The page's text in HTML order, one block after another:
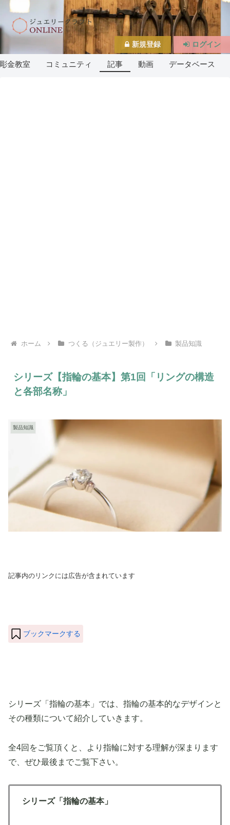
金教室 コミュニティ 記事 動画 データベース
ホーム つくる（ジュエリー製作） 製品知識
シリーズ【指輪の基本】第1回「リングの構造
と各部名称」
製品知識
記事内のリンクには広告が含まれています
ブックマークする
シリーズ「指輪の基本」では、指輪の基本的なデザインと
その種類について紹介していきます。
全4回をご覧頂くと、より指輪に対する理解が深まります
で、ぜひ最後までご覧下さい。
シリーズ「指輪の基本」
新規登録 ログイン